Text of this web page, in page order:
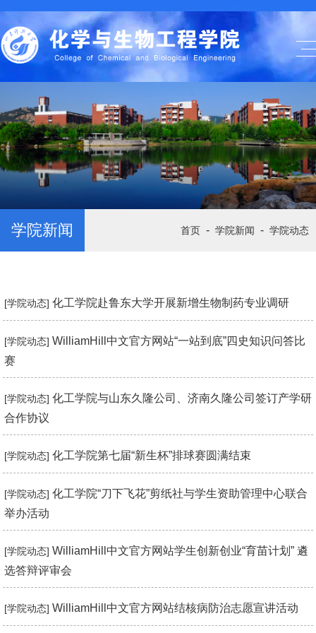
学院新闻 首页 - 学院新闻 - 学院动态
[学院动态]化工学院赴鲁东大学开展新增生物制药专业调研
[学院动态]WilliamHill中文官方网站“一站到底”四史知识问答比
赛
[学院动态]化工学院与山东久隆公司、济南久隆公司签订产学研
合作协议
[学院动态]化工学院第七届“新生杯”排球赛圆满结束
[学院动态]化工学院“刀下飞花”剪纸社与学生资助管理中心联合
举办活动
[学院动态]WilliamHill中文官方网站学生创新创业“育苗计划” 遴
选答辩评审会
[学院动态]WilliamHill中文官方网站结核病防治志愿宣讲活动